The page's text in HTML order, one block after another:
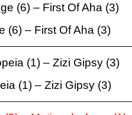
(6) – First Of Aha (3)
(6) – First Of Aha (3)
(1) – Zizi Gipsy (3)
(1) – Zizi Gipsy (3)